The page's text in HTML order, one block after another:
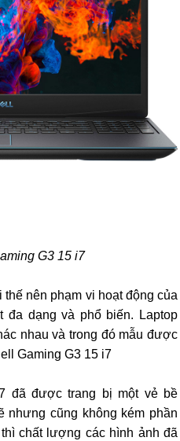
G3 15 i7
nên phạm vi hoạt động của
đa dạng và phổ biến. Laptop
nhau và trong đó mẫu được
Gaming G3 15 i7
đã được trang bị một vẻ bề
nhưng cũng không kém phần
chất lượng các hình ảnh đã